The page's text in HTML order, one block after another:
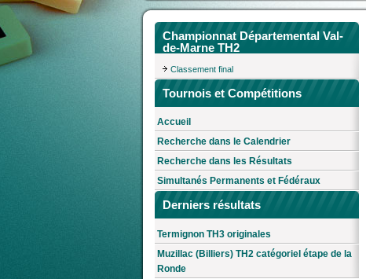
Championnat Départemental Val-
de-Marne TH2
Classement final
Tournois et Compétitions
Accueil
Recherche dans le Calendrier
Recherche dans les Résultats
Simultanés Permanents et Fédéraux
Derniers résultats
Termignon TH3 originales
Muzillac (Billiers) TH2 catégoriel étape de la
Ronde